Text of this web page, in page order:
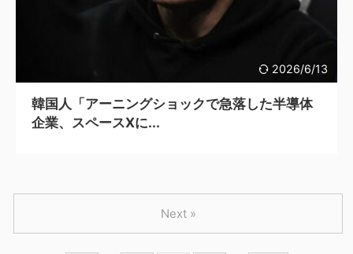
2026/6/13
韓国人「アーニングショックで急落した半導体
企業、スペースXに...
Next »